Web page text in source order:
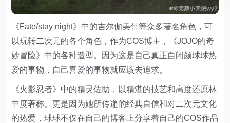
《Fate/stay night》中的吉尔伽美什等众多著名角色，可
以玩转二次元的各个角色，作为COS博主，《JOJO的奇
妙冒险》中的各种造型。因为这是自己真正自闭颜球球热
爱的事物，自己喜爱的事物就应该去追求。
《火影忍者》中的精灵佐助，以精湛的技艺和高度还原林
中度著称。更是因为她所传递的经典自信和对二次元文化
的热爱，球球不仅在自己的博客上分享着自己的COS作品